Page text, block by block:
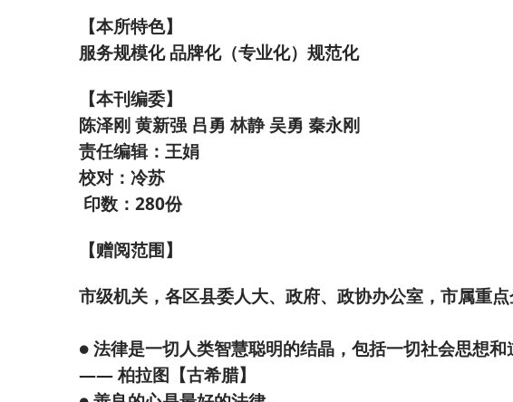
【本所特色】
服务规模化 品牌化（专业化）规范化
【本刊编委】
陈泽刚 黄新强 吕勇 林静 吴勇 秦永刚
责任编辑：王娟
校对：冷苏
印数： 280份
【赠阅范围】
市级机关，各区县委人大、政府、政协办公室，市属重
● 法律是一切人类智慧聪明的结晶，包括一切社会思想和
—— 柏拉图【古希腊】